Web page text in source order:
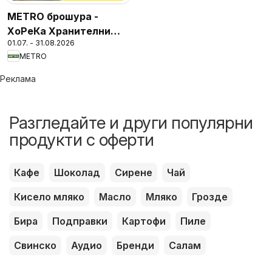
METRO брошура -
ХоРеКа Хранителни
стоки
01.07. - 31.08.2026
METRO
Реклама
Разгледайте и други популярни
продукти с оферти
Кафе Шоколад Сирене
Чай
Кисело мляко
Масло Мляко
Грозде
Бира
Подправки Картофи
Пиле
Свинско
Аудио Бренди Салам